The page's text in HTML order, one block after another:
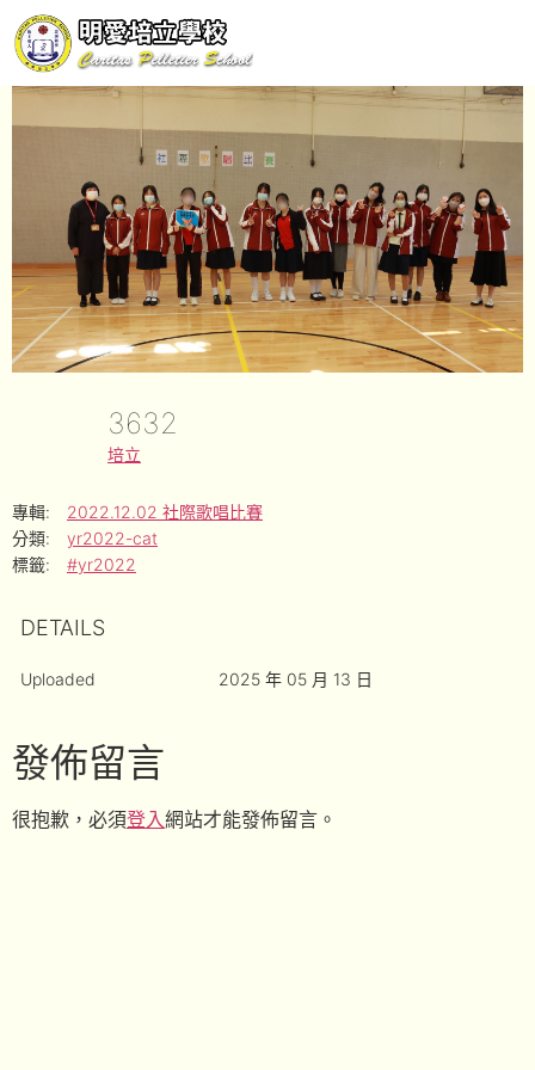
3632
培立
專輯:
2022.12.02 社際歌唱比賽
分類:
yr2022-cat
標籤:
#yr2022
DETAILS
Uploaded 2025 年 05 月 13 日
發佈留言
很抱歉，必須登入網站才能發佈留言。